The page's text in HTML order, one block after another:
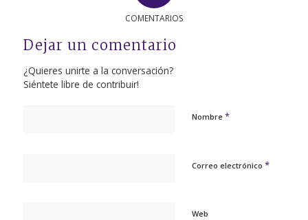
COMENTARIOS
Dejar un comentario
¿Quieres unirte a la conversación?
Siéntete libre de contribuir!
Nombre *
Correo electrónico *
Web